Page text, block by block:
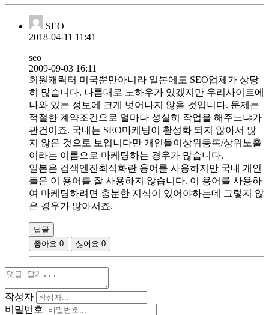
SEO
2018-04-11 11:41
seo
2009-09-03 16:11
회원캐릭터 미국뿐만아니라 일본에도 SEO업체가 상당
히 많습니다. 나름대로 노하우가 있겠지만 우리사이트에
나와 있는 정보에 크게 벗어나지 않을 것입니다. 문제는
적절한 계약조건으로 얼마나 성실히 작업을 해주느냐가
관건이죠. 국내는 SEO마케팅이 활성화 되지 않아서 많
지 않은 것으로 보입니다만 개인들이상위등록/상위노출
이라는 이름으로 마케팅하는 경우가 많습니다.
일본은 검색엔진최적화란 용어를 사용하지만 국내 개인
들은 이 용어를 잘 사용하지 않습니다. 이 용어를 사용하
여 마케팅하려면 충분한 지식이 있어야하는데 그렇지 않
은 경우가 많아서죠.
답글
좋아요 0 싫어요 0
작성자
비밀번호